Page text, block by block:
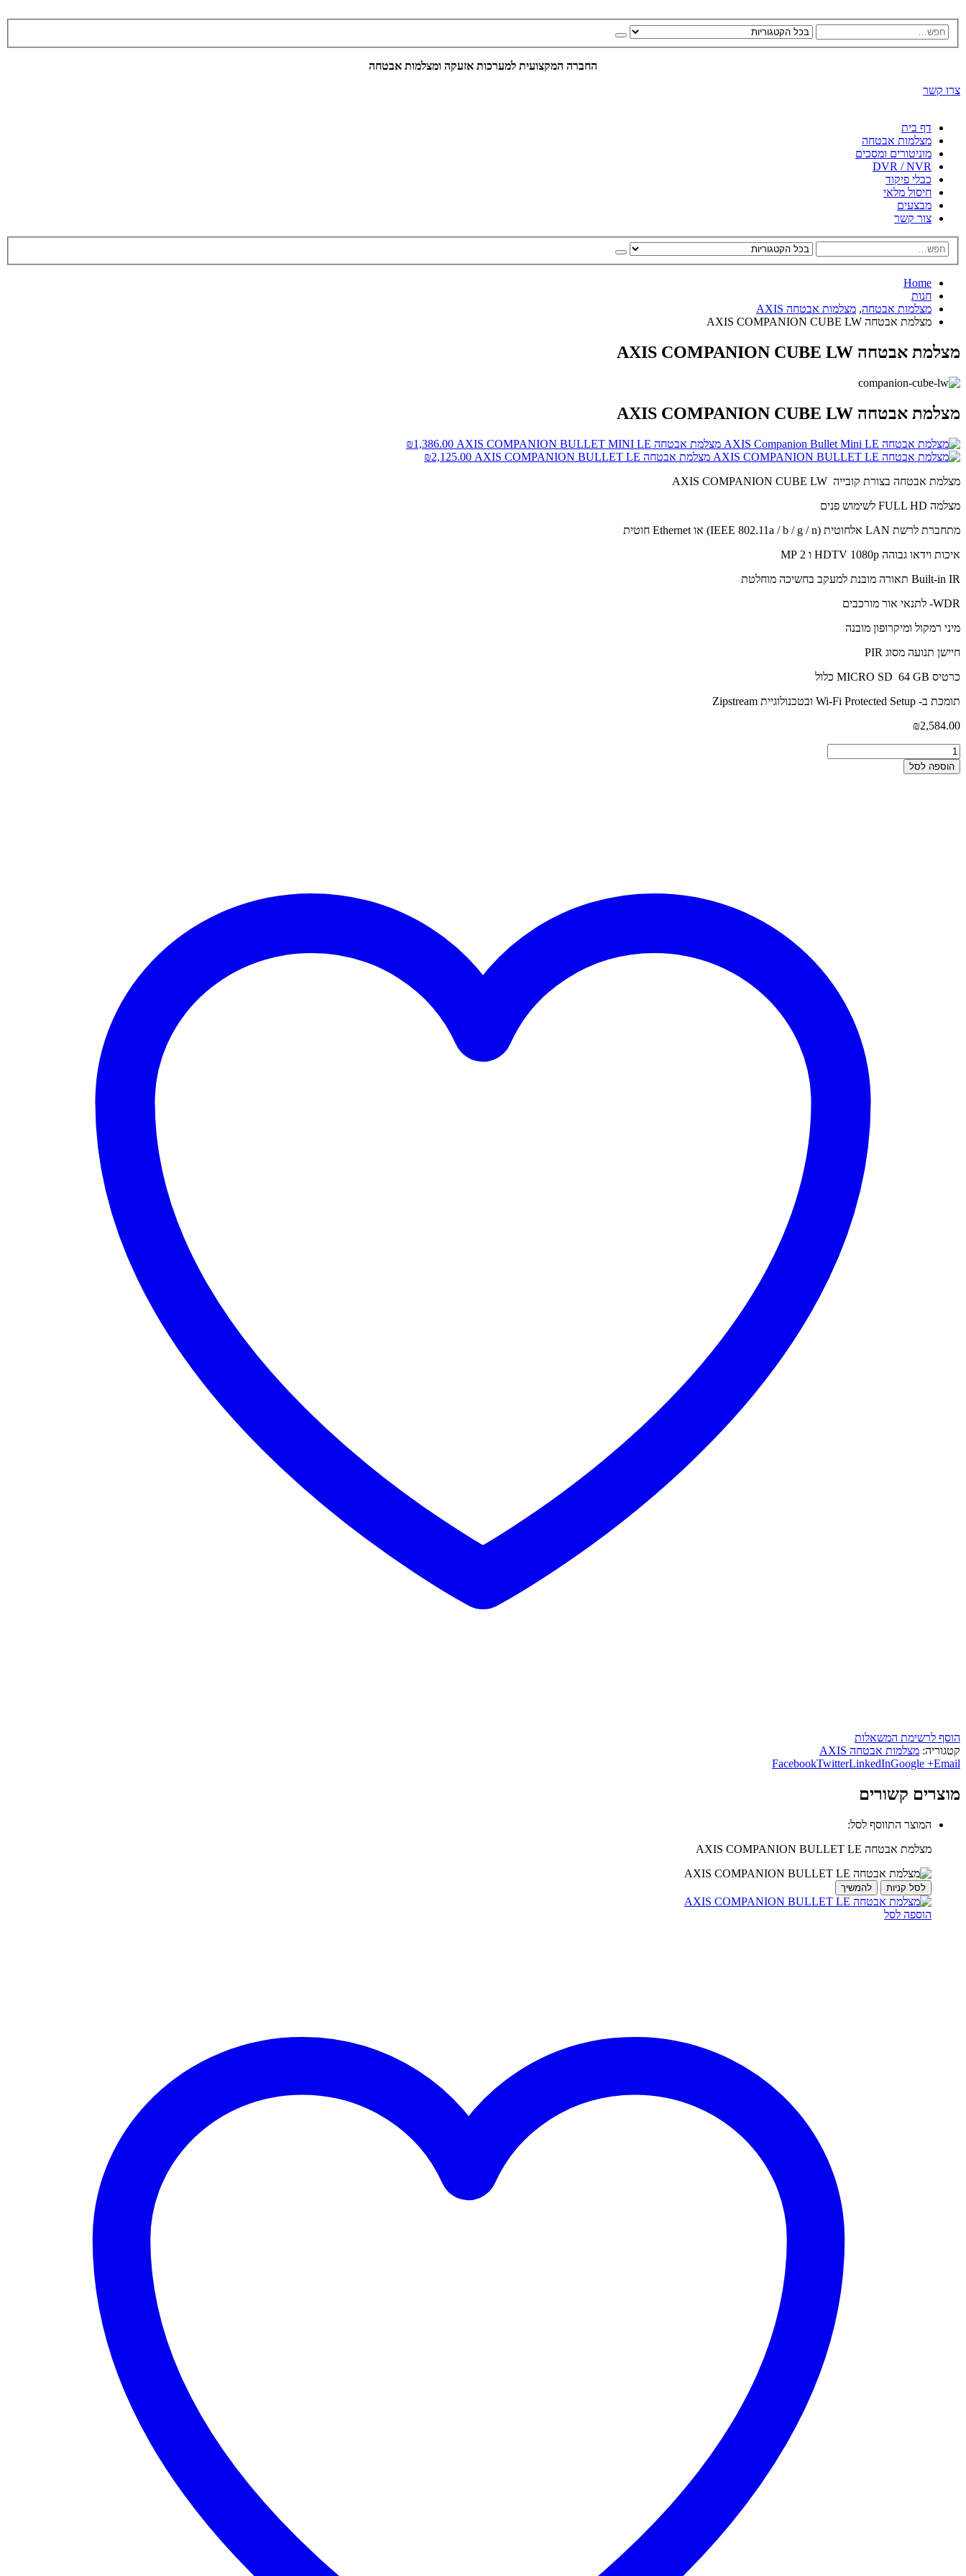
החברה המקצועית למערכות אזעקה ומצלמות אבטחה
צרו קשר
דף בית
מצלמות אבטחה
מוניטורים ומסכים
DVR / NVR
כבלי פיקוד
חיסול מלאי
מבצעים
צור קשר
Home
חנות
מצלמות אבטחה, מצלמות אבטחה AXIS
מצלמת אבטחה AXIS COMPANION CUBE LW
מצלמת אבטחה AXIS COMPANION CUBE LW
מצלמת אבטחה AXIS COMPANION CUBE LW
מצלמת אבטחה AXIS COMPANION BULLET MINI LE ₪1,386.00
מצלמת אבטחה AXIS COMPANION BULLET LE
₪2,125.00
מצלמת אבטחה בצורת קובייה AXIS COMPANION CUBE LW
מצלמה FULL HD לשימוש פנים
מתחברת לרשת LAN אלחוטית (IEEE 802.11a / b / g / n) או Ethernet חוטית
איכות וידאו גבוהה HDTV 1080p ו 2 MP
Built-in IR תאורה מובנת למעקב בחשיכה מוחלטת
WDR- לתנאי אור מורכבים
מיני רמקול ומיקרופון מובנה
חיישן תנועה מסוג PIR
כרטיס MICRO SD 64 GB כלול
תומכת ב- Wi-Fi Protected Setup ובטכנולוגיית Zipstream
₪2,584.00
הוספה לסל
הוסף לרשימת המשאלות
קטגוריה: מצלמות אבטחה AXIS
FacebookTwitterLinkedInGoogle +Email
מוצרים קשורים
המוצר התווסף לסל:
מצלמת אבטחה AXIS COMPANION BULLET LE
לסל קניות להמשיך
הוספה לסל